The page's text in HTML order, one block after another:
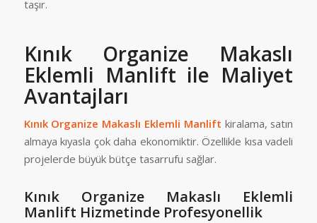
taşır.
Kınık Organize Makaslı
Eklemli Manlift ile Maliyet
Avantajları
Kınık Organize Makaslı Eklemli Manlift kiralama, satın
almaya kıyasla çok daha ekonomiktir. Özellikle kısa vadeli
projelerde büyük bütçe tasarrufu sağlar.
Kınık Organize Makaslı Eklemli
Manlift Hizmetinde Profesyonellik